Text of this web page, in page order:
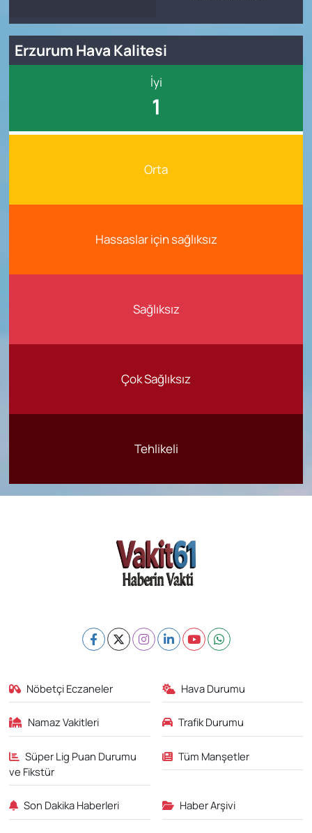
Erzurum Hava Kalitesi
İyi
1
Orta
Hassaslar için sağlıksız
Sağlıksız
Çok Sağlıksız
Tehlikeli
Nöbetçi Eczaneler Hava Durumu
Namaz Vakitleri Trafik Durumu
Süper Lig Puan Durumu
ve Fikstür
Tüm Manşetler
Son Dakika Haberleri Haber Arşivi